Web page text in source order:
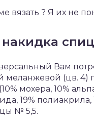
вязать ? Я их не
Вам
меланжевой (цв. 4)
мохера, 10%
19% полиакрила,
№ 5,5.